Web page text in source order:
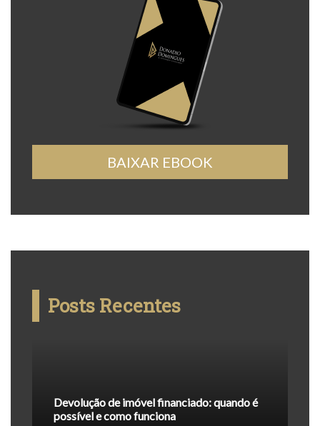
BAIXAR EBOOK
Posts Recentes
Devolução de imóvel financiado: quando é
possível e como funciona